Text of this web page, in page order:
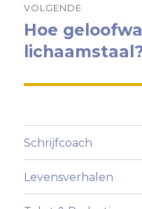
VOLGENDE
Volgend
bericht:
Hoe
Schrijfcoach
Levensverhalen